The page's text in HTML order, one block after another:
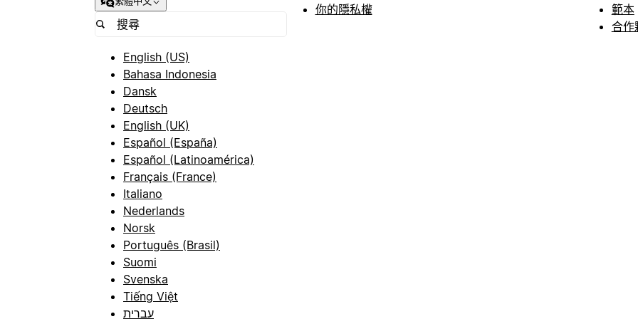
English (US)
Bahasa Indonesia
Dansk
Deutsch
English (UK)
Español (España)
Español (Latinoamérica)
Français (France)
Italiano
Nederlands
Norsk
Português (Brasil)
Suomi
Svenska
Tiếng Việt
עברית
你的隱私權
範本
合作